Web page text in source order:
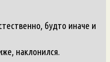
будто иначе и
наклонился.